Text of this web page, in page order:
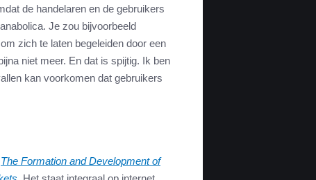
de handelaren en de gebruikers
Je zou bijvoorbeeld
zich te laten begeleiden door een
niet meer. En dat is spijtig. Ik ben
kan voorkomen dat gebruikers
The Formation and Development of